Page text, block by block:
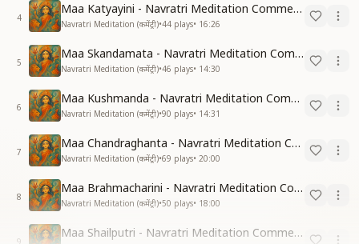
4
Maa Katyayini - Navratri Meditation Commentary
Navratri Meditation (कमेंट्री)•44 plays• 16:26
5
Maa Skandamata - Navratri Meditation Commentary
Navratri Meditation (कमेंट्री)•46 plays• 14:30
6
Maa Kushmanda - Navratri Meditation Commentary - Being Shakti
Navratri Meditation (कमेंट्री)•90 plays• 14:31
7
Maa Chandraghanta - Navratri Meditation Commentary - Being Shakti
Navratri Meditation (कमेंट्री)•69 plays• 20:00
8
Maa Brahmacharini - Navratri Meditation Commentary - Being Shakti
Navratri Meditation (कमेंट्री)•50 plays• 18:00
9
Maa Shailputri - Navratri Meditation Commentary - Being Shakti